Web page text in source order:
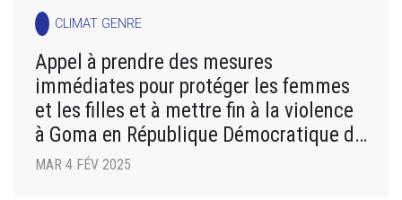
CLIMAT GENRE
Appel à prendre des mesures
immédiates pour protéger les femmes
et les filles et à mettre fin à la violence
à Goma en République Démocratique du
Congo
MAR 4 FÉV 2025